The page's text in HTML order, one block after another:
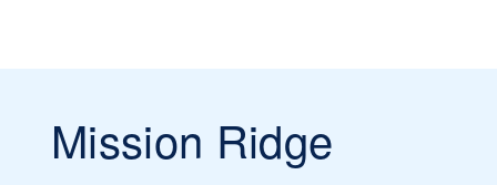
Mission Ridge